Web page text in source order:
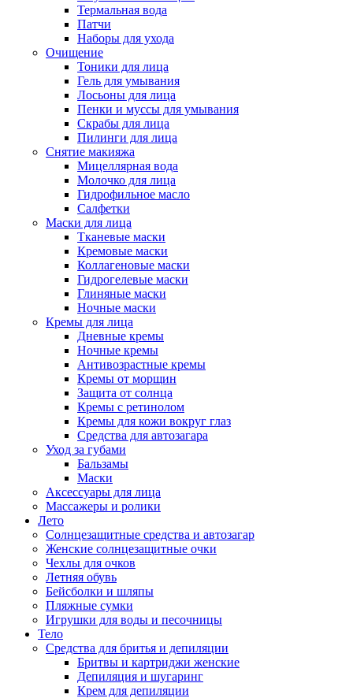
Термальная вода
Патчи
Наборы для ухода
Очищение
Тоники для лица
Гель для умывания
Лосьоны для лица
Пенки и муссы для умывания
Скрабы для лица
Пилинги для лица
Снятие макияжа
Мицеллярная вода
Молочко для лица
Гидрофильное масло
Салфетки
Маски для лица
Тканевые маски
Кремовые маски
Коллагеновые маски
Гидрогелевые маски
Глиняные маски
Ночные маски
Кремы для лица
Дневные кремы
Ночные кремы
Антивозрастные кремы
Кремы от морщин
Защита от солнца
Кремы с ретинолом
Кремы для кожи вокруг глаз
Средства для автозагара
Уход за губами
Бальзамы
Маски
Аксессуары для лица
Массажеры и ролики
Лето
Солнцезащитные средства и автозагар
Женские солнцезащитные очки
Чехлы для очков
Летняя обувь
Бейсболки и шляпы
Пляжные сумки
Игрушки для воды и песочницы
Тело
Средства для бритья и депиляции
Бритвы и картриджи женские
Депиляция и шугаринг
Крем для депиляции